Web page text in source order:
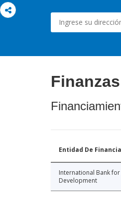
Finanzas
Entidad De
International Bank
Development